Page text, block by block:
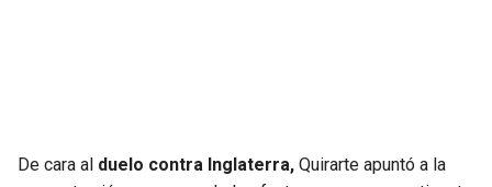
De cara al duelo contra Inglaterra, Quirarte apuntó a la